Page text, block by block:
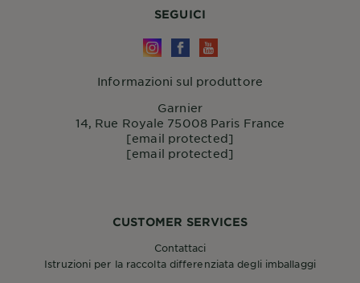
CUSTOMER SERVICES
Contattaci
Istruzioni per la raccolta differenziata degli imballaggi
SEGUICI
Informazioni sul produttore
Garnier
14, Rue Royale 75008 Paris France
[email protected]
[email protected]